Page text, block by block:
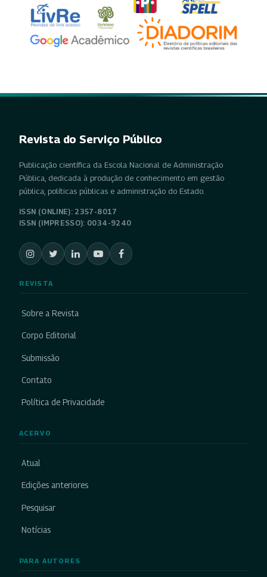
Revista do Serviço Público
Publicação científica da Escola Nacional de Administração
Pública, dedicada à produção de conhecimento em gestão
pública, políticas públicas e administração do Estado.
ISSN (ONLINE): 2357-8017
ISSN (IMPRESSO): 0034-9240
REVISTA
Sobre a Revista
Corpo Editorial
Submissão
Contato
Política de Privacidade
ACERVO
Atual
Edições anteriores
Pesquisar
Notícias
PARA AUTORES